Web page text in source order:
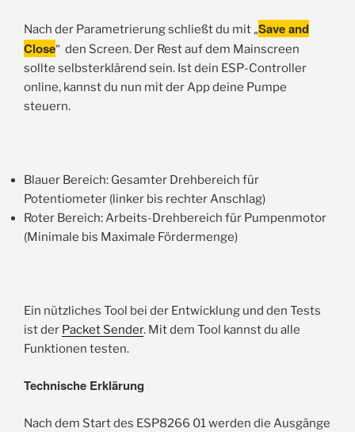
Nach der Parametrierung schließt du mit „Save and
Close“ den Screen. Der Rest auf dem Mainscreen
sollte selbsterklärend sein. Ist dein ESP-Controller
online, kannst du nun mit der App deine Pumpe
steuern.
Blauer Bereich: Gesamter Drehbereich für
Potentiometer (linker bis rechter Anschlag)
Roter Bereich: Arbeits-Drehbereich für Pumpenmotor
(Minimale bis Maximale Fördermenge)
Ein nützliches Tool bei der Entwicklung und den Tests
ist der Packet Sender. Mit dem Tool kannst du alle
Funktionen testen.
Technische Erklärung
Nach dem Start des ESP8266 01 werden die Ausgänge